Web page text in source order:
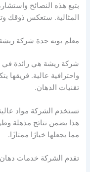
بتبع هذه النصائح
المثالية. ستعكس ذوقك
معلم بويه جدة شركة ريشة:
شركة ريشة هي رائدة في
واحترافية عالية.
تقنيات الدهان.
تستخدم الشركة مواد
هذا يضمن نتائج مذهلة
مما يجعلها خيارًا ممتازًا.
تقدم الشركة خدمات